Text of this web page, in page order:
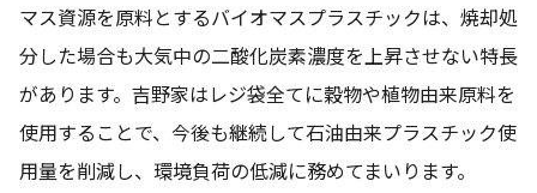
マス資源を原料とするバイオマスプラスチックは、焼却処
分した場合も大気中の二酸化炭素濃度を上昇させない特長
があります。吉野家はレジ袋全てに穀物や植物由来原料を
使用することで、今後も継続して石油由来プラスチック使
用量を削減し、環境負荷の低減に務めてまいります。